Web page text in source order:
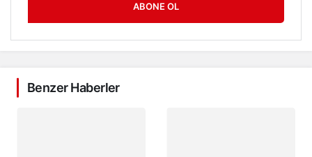
ABONE OL
Benzer Haberler